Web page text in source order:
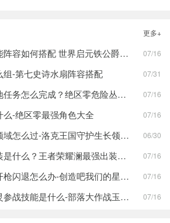
更多+
世界启元铁公爵技能阵容如何搭配 世界启元铁公爵技能阵容搭配合集 07/16
-第七史诗水扇阵容搭配 07/31
绝区零危险丛生之地任务怎么完成？绝区零危险丛生之地任务完成攻略 07/16
-绝区零最强角色大全 07/16
洛克王国守护生长领域怎么过-洛克王国守护生长领域通关攻略 06/30
王者荣耀澜最强出装是什么？王者荣耀澜最强出装分享 07/16
创造吧我们的星球开枪闪退怎么办-创造吧我们的星球开枪闪退合集 07/16
部落大作战玉火焰灵参战技能是什么-部落大作战玉火焰灵参战技能合集 07/16